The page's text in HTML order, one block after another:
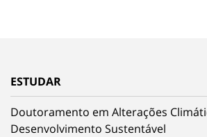
ESTUDAR
Doutoramento em Alterações
Desenvolvimento Sustentável